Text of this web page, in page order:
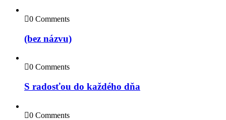
0 Comments
(bez názvu)
0 Comments
S radosťou do každého dňa
0 Comments